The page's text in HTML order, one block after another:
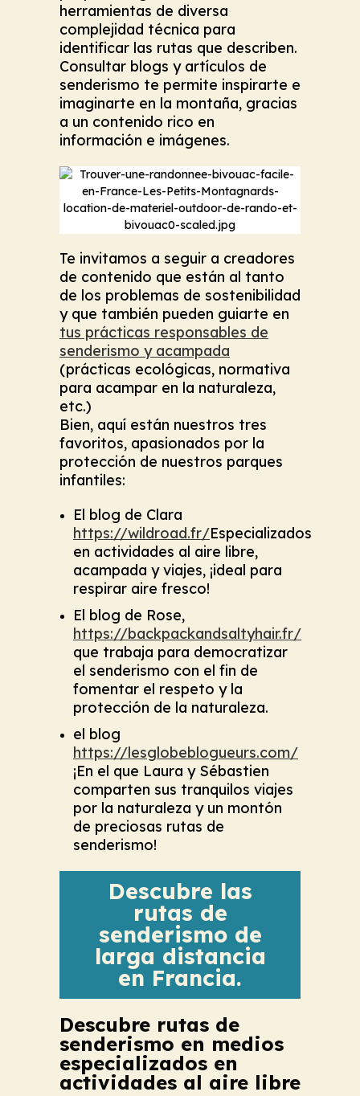
herramientas de diversa
complejidad técnica para
identificar las rutas que describen.
Consultar blogs y artículos de
senderismo te permite inspirarte e
imaginarte en la montaña, gracias
a un contenido rico en
información e imágenes.
Te invitamos a seguir a creadores
de contenido que están al tanto
de los problemas de sostenibilidad
y que también pueden guiarte en
tus prácticas responsables de
senderismo y acampada
(prácticas ecológicas, normativa
para acampar en la naturaleza,
etc.)
Bien, aquí están nuestros tres
favoritos, apasionados por la
protección de nuestros parques
infantiles:
El blog de Clara
https://wildroad.fr/Especializados
en actividades al aire libre,
acampada y viajes, ¡ideal para
respirar aire fresco!
El blog de Rose,
https://backpackandsaltyhair.fr/
que trabaja para democratizar
el senderismo con el fin de
fomentar el respeto y la
protección de la naturaleza.
el blog
https://lesglobeblogueurs.com/
¡En el que Laura y Sébastien
comparten sus tranquilos viajes
por la naturaleza y un montón
de preciosas rutas de
senderismo!
Descubre las
rutas de
senderismo de
larga distancia
en Francia.
Descubre rutas de
senderismo en medios
especializados en
actividades al aire libre